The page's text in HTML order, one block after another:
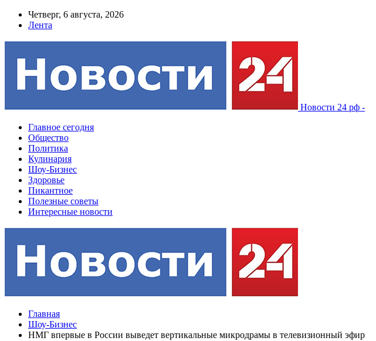
Четверг, 6 августа, 2026
Лента
Новости 24 рф -
Главное сегодня
Общество
Политика
Кулинария
Шоу-Бизнес
Здоровье
Пикантное
Полезные советы
Интересные новости
Главная
Шоу-Бизнес
НМГ впервые в России выведет вертикальные микродрамы в телевизионный эфир